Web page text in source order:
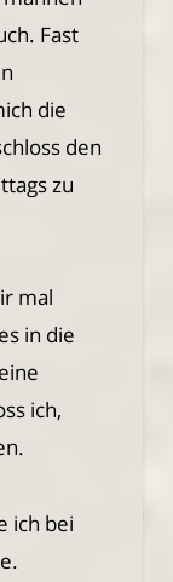
Fast
die
den
zu
mal
in die
ich,
ich bei